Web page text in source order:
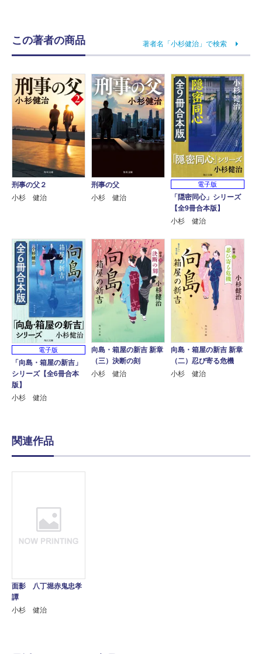
この著者の商品 著者名「小杉健治」で検索
刑事の父２
小杉 健治
刑事の父
小杉 健治
電子版
「隠密同心」シリーズ
【全9冊合本版】
小杉 健治
電子版
「向島・箱屋の新吉」
シリーズ【全6冊合本
版】
小杉 健治
向島・箱屋の新吉 新章
（三）決断の刻
小杉 健治
向島・箱屋の新吉 新章
（二）忍び寄る危機
小杉 健治
関連作品
面影 八丁堀赤鬼忠孝
譚
小杉 健治